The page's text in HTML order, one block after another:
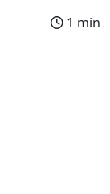
1 min